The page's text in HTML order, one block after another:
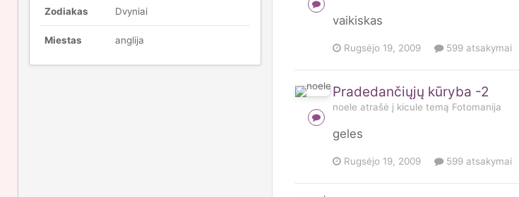
Zodiakas Dvyniai
Miestas anglija
vaikiskas
Rugsėjo 19, 2009 599 atsakymai
Pradedančiųjų kūryba -2
noele atrašė į kicule temą Fotomanija
geles
Rugsėjo 19, 2009 599 atsakymai